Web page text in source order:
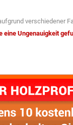
verschiedener
eine Ungenauigkeit